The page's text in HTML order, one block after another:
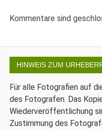
Kommentare sind
HINWEIS ZUM
Für alle Fotografien auf
des Fotografen. Das
Wiederveröffentlichung
Zustimmung des